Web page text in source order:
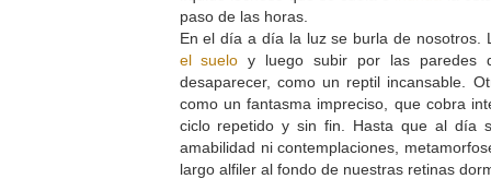
paso de las horas.
En el día a día la luz se burla de nosotros.
el suelo y luego subir por las paredes
desaparecer, como un reptil incansable.
como un fantasma impreciso, que cobra
ciclo repetido y sin fin. Hasta que al día
amabilidad ni contemplaciones,
largo alfiler al fondo de nuestras retinas